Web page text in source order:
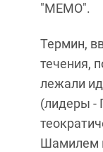
"МЕМО".
Термин,
течения,
лежали
(лидеры -
Шамилем